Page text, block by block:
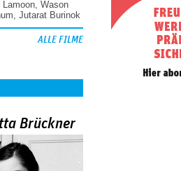
Wason
Jutarat Burinok
ALLE FILME
Brückner